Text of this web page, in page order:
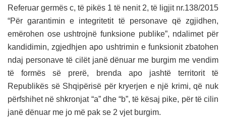
Referuar germës c, të pikës 1 të nenit 2, të ligjit nr.138/2015
“Për garantimin e integritetit të personave që zgjidhen,
emërohen ose ushtrojnë funksione publike”, ndalimet për
kandidimin, zgjedhjen apo ushtrimin e funksionit zbatohen
ndaj personave të cilët janë dënuar me burgim me vendim
të formës së prerë, brenda apo jashtë territorit të
Republikës së Shqipërisë për kryerjen e një krimi, që nuk
përfshihet në shkronjat “a” dhe “b”, të kësaj pike, për të cilin
janë dënuar me jo më pak se 2 vjet burgim.